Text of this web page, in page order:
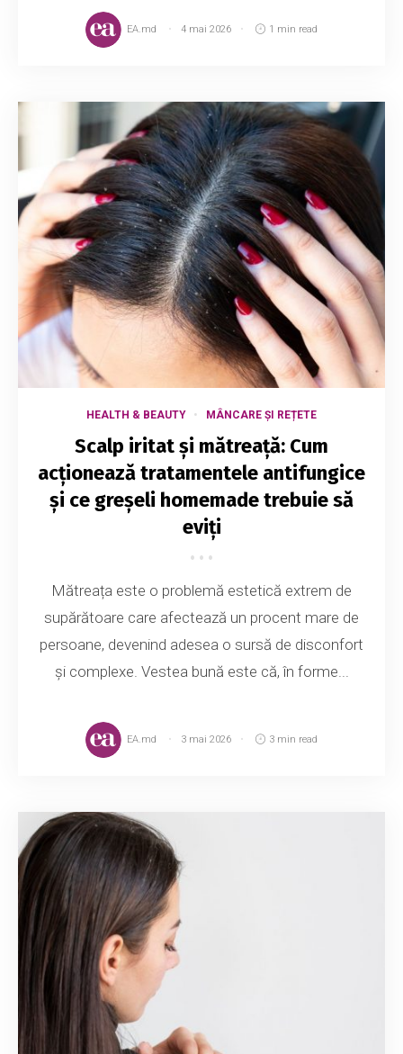
EA.md 4 mai 2026 1 min read
HEALTH & BEAUTY MÂNCARE ȘI REȚETE
Scalp iritat și mătreață: Cum
acționează tratamentele antifungice
și ce greșeli homemade trebuie să
eviți
Mătreața este o problemă estetică extrem de
supărătoare care afectează un procent mare de
persoane, devenind adesea o sursă de disconfort
și complexe. Vestea bună este că, în forme...
EA.md 3 mai 2026 3 min read